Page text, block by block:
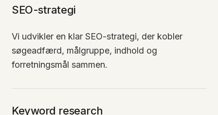
SEO-strategi
Vi udvikler en klar SEO-strategi, der kobler
søgeadfærd, målgruppe, indhold og
forretningsmål sammen.
Keyword research